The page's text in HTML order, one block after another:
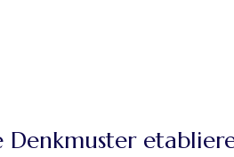
Denkmuster